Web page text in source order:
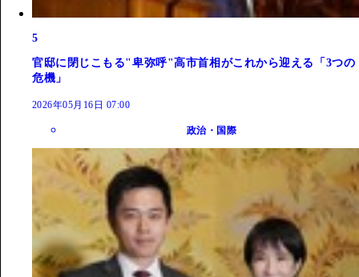
5
官邸に閉じこもる"卑弥呼"高市首相がこれから迎える「3つの
危機」
2026年05月16日 07:00
政治・国際